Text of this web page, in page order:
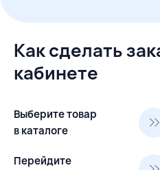
Как сделать
кабинете
Выберите товар
в каталоге
Перейдите